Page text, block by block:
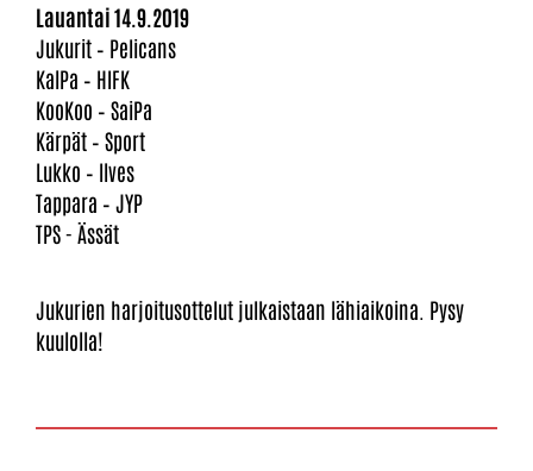
Lauantai 14.9.2019
Jukurit – Pelicans
KalPa – HIFK
KooKoo – SaiPa
Kärpät – Sport
Lukko – Ilves
Tappara – JYP
TPS - Ässät
Jukurien harjoitusottelut julkaistaan lähiaikoina. Pysy
kuulolla!